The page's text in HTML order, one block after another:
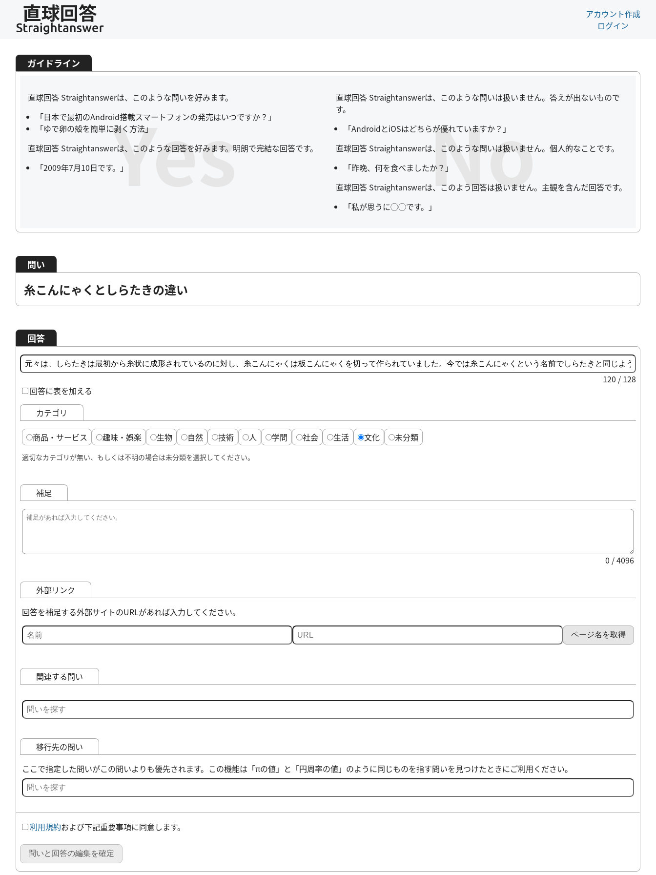
アカウント作成
ログイン
ガイドライン
Yes
直球回答 Straightanswerは、このような問いを好みます。
「日本で最初のAndroid搭載スマートフォンの発売はいつですか？」
「ゆで卵の殻を簡単に剥く方法」
直球回答 Straightanswerは、このような回答を好みます。明朗で完結な回答です。
「2009年7月10日です。」
No
直球回答 Straightanswerは、このような問いは扱いません。答えが出ないもので
す。
「AndroidとiOSはどちらが優れていますか？」
直球回答 Straightanswerは、このような問いは扱いません。個人的なことです。
「昨晩、何を食べましたか？」
直球回答 Straightanswerは、このよう回答は扱いません。主観を含んだ回答です。
「私が思うに◯◯です。」
問い
糸こんにゃくとしらたきの違い
回答
120 / 128
回答に表を加える
カテゴリ
商品・サービス 趣味・娯楽 生物 自然 技術 人 学問 社会 生活 文化 未分類
適切なカテゴリが無い、もしくは不明の場合は未分類を選択してください。
補足
0 / 4096
外部リンク
回答を補足する外部サイトのURLがあれば入力してください。
ページ名を取得
関連する問い
移行先の問い
ここで指定した問いがこの問いよりも優先されます。この機能は「πの値」と「円周率の値」のように同じものを指す問いを見つけたときにご利用ください。
利用規約および下記重要事項に同意します。
問いと回答の編集を確定